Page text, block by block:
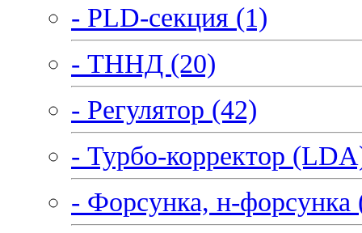
- PLD-секция (1)
- ТННД (20)
- Регулятор (42)
- Турбо-корректор
- Форсунка, н-форсунка